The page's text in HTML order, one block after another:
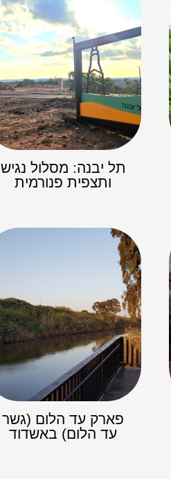
תל יבנה: מסלול נגיש
ותצפית פנורמית
פארק עד הלום (גשר
עד הלום) באשדוד